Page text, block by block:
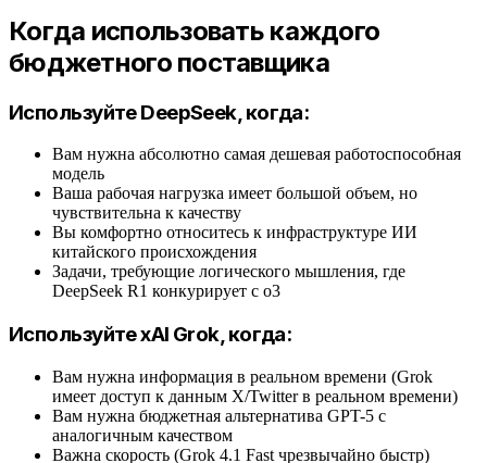
Когда использовать каждого
бюджетного поставщика
Используйте DeepSeek, когда:
Вам нужна абсолютно самая дешевая работоспособная
модель
Ваша рабочая нагрузка имеет большой объем, но
чувствительна к качеству
Вы комфортно относитесь к инфраструктуре ИИ
китайского происхождения
Задачи, требующие логического мышления, где
DeepSeek R1 конкурирует с o3
Используйте xAI Grok, когда:
Вам нужна информация в реальном времени (Grok
имеет доступ к данным X/Twitter в реальном времени)
Вам нужна бюджетная альтернатива GPT-5 с
аналогичным качеством
Важна скорость (Grok 4.1 Fast чрезвычайно быстр)